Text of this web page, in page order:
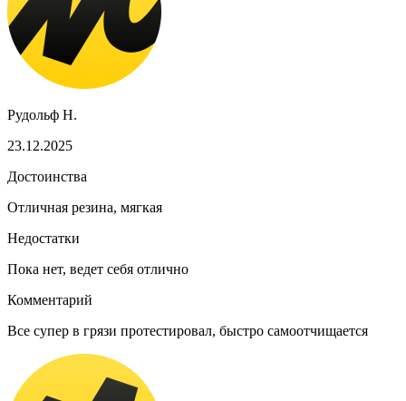
Рудольф Н.
23.12.2025
Достоинства
Отличная резина, мягкая
Недостатки
Пока нет, ведет себя отлично
Комментарий
Все супер в грязи протестировал, быстро самоотчищается